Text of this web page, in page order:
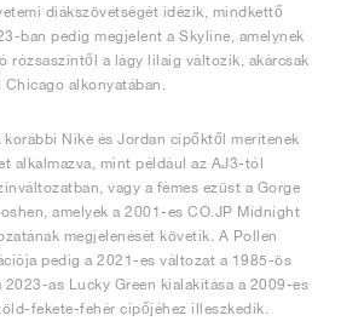
diákszövetségét idézik, mindkettő
ban pedig megjelent a Skyline, amelynek
rózsaszíntől a lágy lilaig változik, akárcsak
alkonyatában.
korábbi Nike és Jordan cipőktől merítenek
alkalmazva, mint például az AJ3-tól
vagy a fémes ezüst a Gorge
amelyek a 2001-es CO.JP Midnight
megjelenését követik. A Pollen
pedig a 2021-es változat a 1985-ös
as Lucky Green kialakítása a 2009-es
fekete-fehér cipőjéhez illeszkedik.